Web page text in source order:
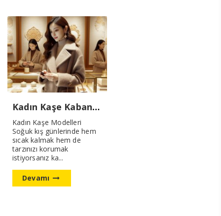
Kadın Kaşe Kaban Modelleri Yeni Sezon
Kadın Kaşe Modelleri
Soğuk kış günlerinde hem
sıcak kalmak hem de
tarzınızı korumak
istiyorsanız ka...
Devamı